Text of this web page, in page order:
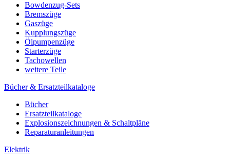
Bowdenzug-Sets
Bremszüge
Gaszüge
Kupplungszüge
Ölpumpenzüge
Starterzüge
Tachowellen
weitere Teile
Bücher & Ersatzteilkataloge
Bücher
Ersatzteilkataloge
Explosionszeichnungen & Schaltpläne
Reparaturanleitungen
Elektrik